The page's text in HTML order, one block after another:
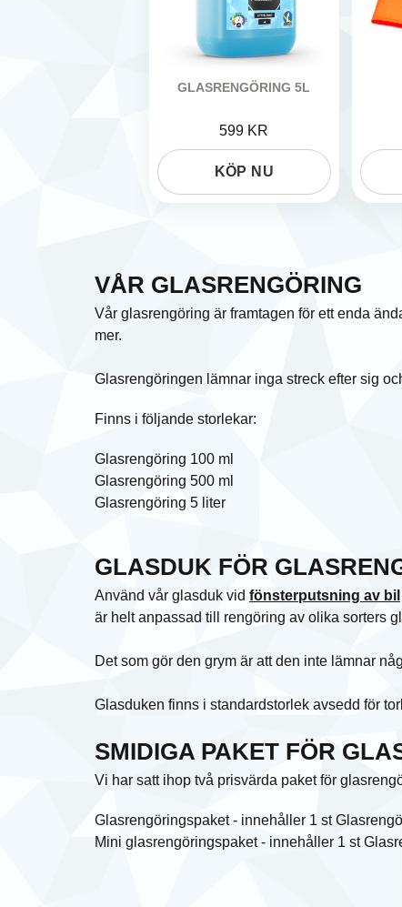
GLASRENGÖRING 5L
599 KR
KÖP NU
VÅR GLASRENGÖRING
Vår glasrengöring är framtagen för ett enda
mer.
Glasrengöringen lämnar inga streck efter sig
Finns i följande storlekar:
Glasrengöring 100 ml
Glasrengöring 500 ml
Glasrengöring 5 liter
GLASDUK FÖR
Använd vår glasduk vid fönsterputsning av bil
är helt anpassad till rengöring av olika sorters
Det som gör den grym är att den inte lämnar
Glasduken finns i standardstorlek avsedd för
SMIDIGA PAKET FÖR
Vi har satt ihop två prisvärda paket för
Glasrengöringspaket - innehåller 1 st
Mini glasrengöringspaket - innehåller 1 st